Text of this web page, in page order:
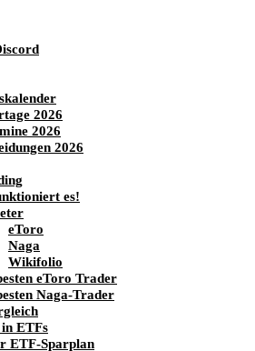
2026
2026
2026
es!
eToro
Naga
Wikifolio
eToro Trader
Naga-Trader
ETFs
ETF-Sparplan